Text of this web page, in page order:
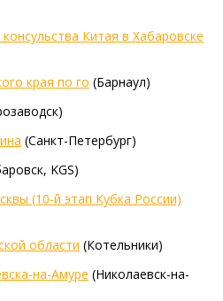
Китая в Хабаровске
края по го (Барнаул)
(Санкт-Петербург)
KGS)
(10-й этап Кубка России)
области (Котельники)
на-Амуре (Николаевск-на-